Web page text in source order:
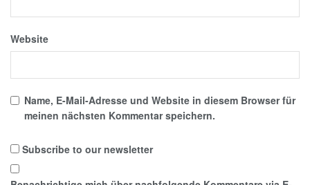
Website
Name, E-Mail-Adresse und Website in diesem Browser für
meinen nächsten Kommentar speichern.
Subscribe to our newsletter